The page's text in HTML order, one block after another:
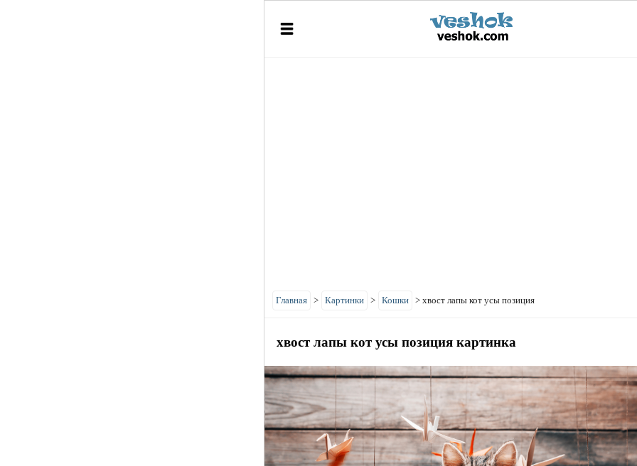
Главная > Картинки > Кошки > хвост лапы кот усы позиция
хвост лапы кот усы позиция картинка